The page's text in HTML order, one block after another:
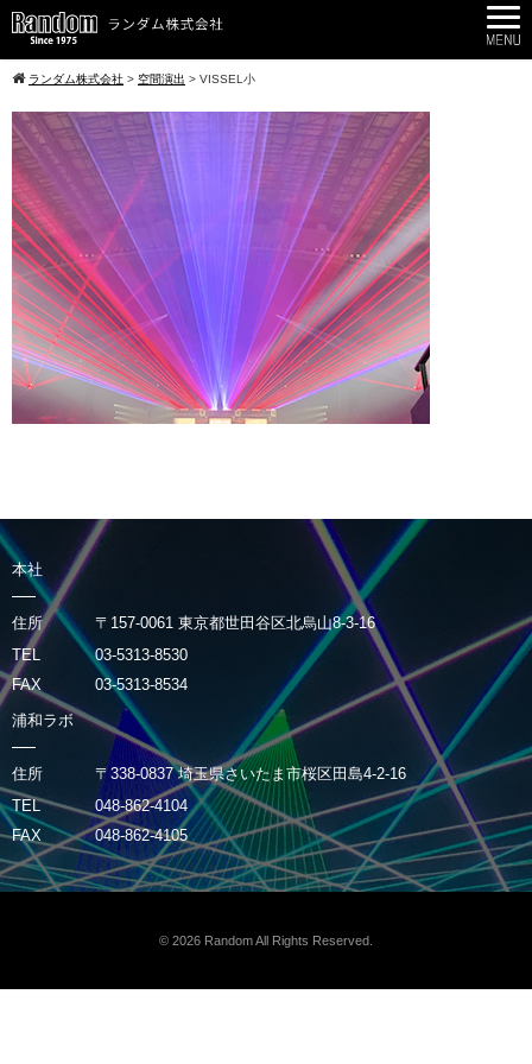
ランダム株式会社 > 空間演出 > VISSEL小
本社
住所
〒157-0061 東京都世田谷区北烏山8-3-16
TEL
03-5313-8530
FAX
03-5313-8534
浦和ラボ
住所
〒338-0837 埼玉県さいたま市桜区田島4-2-16
TEL
048-862-4104
FAX
048-862-4105
© 2026 RandomAll Rights Reserved.